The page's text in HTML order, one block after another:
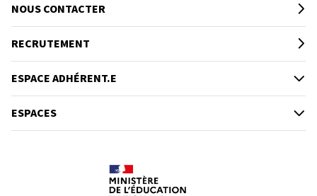
NOUS CONTACTER
RECRUTEMENT
ESPACE ADHÉRENT.E
ESPACES